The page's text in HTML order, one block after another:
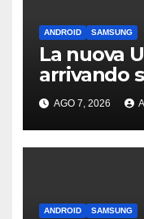
ANDROID SAMSUNG
La nuova
arrivando
primi
AGO 7, 2026
ANDROID SAMSUNG